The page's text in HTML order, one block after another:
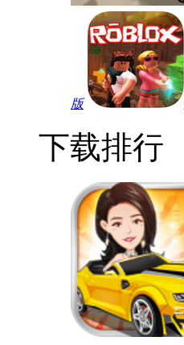
版
下载排行